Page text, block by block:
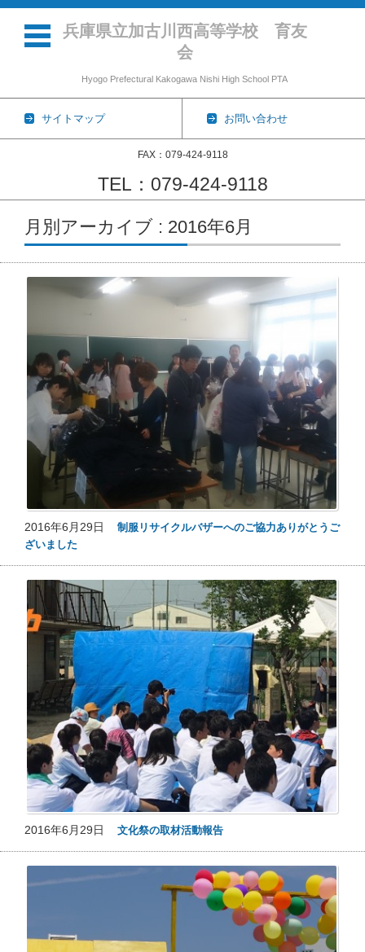
兵庫県立加古川西高等学校 育友
会
Hyogo Prefectural Kakogawa Nishi High School PTA
サイトマップ お問い合わせ
FAX：079-424-9118
TEL：079-424-9118
コンテンツに移動
月別アーカイブ : 2016年6月
2016年6月29日 制服リサイクルバザーへのご協力ありがとうご
ざいました
2016年6月29日 文化祭の取材活動報告